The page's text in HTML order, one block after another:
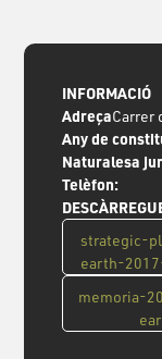
INFORMACIÓ
AdreçaCarrer
Any de
Naturalesa
Telèfon:
strategic-
earth-
memoria-